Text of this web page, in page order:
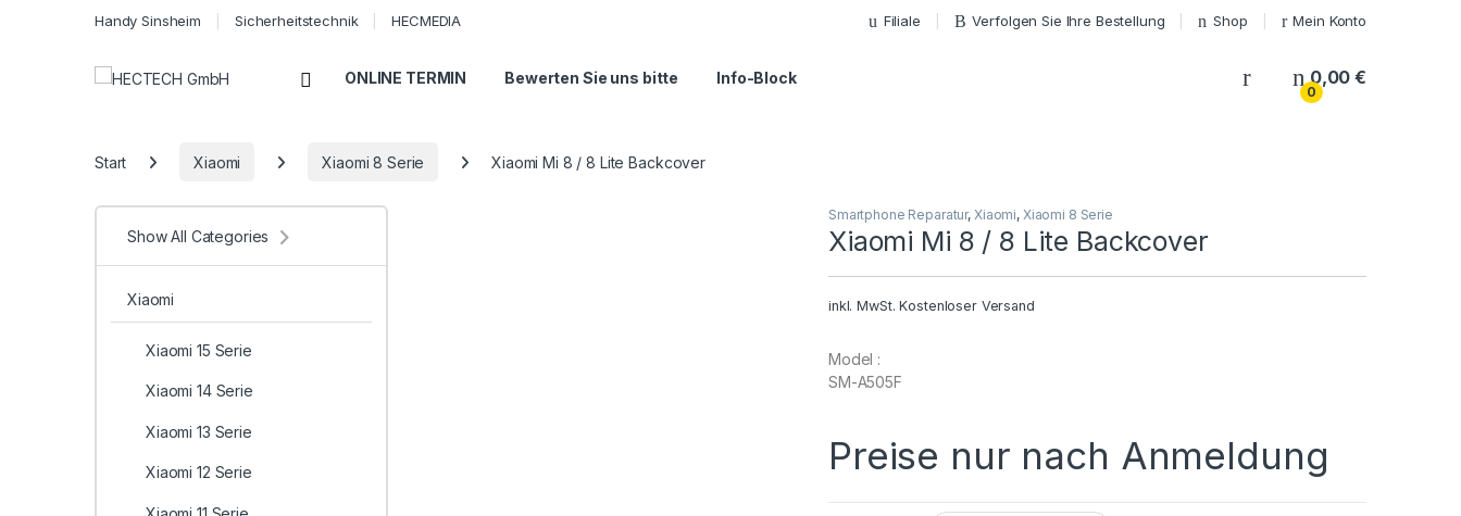
Handy Sinsheim Sicherheitstechnik HECMEDIA Filiale Verfolgen Sie Ihre Bestellung Shop Mein Konto
Open ONLINE TERMIN Bewerten Sie uns bitte Info-Block My Account
0
0,00€
Start Xiaomi Xiaomi 8 Serie Xiaomi Mi 8 / 8 Lite Backcover
Smartphone Reparatur, Xiaomi, Xiaomi 8 Serie
Xiaomi Mi 8 / 8 Lite Backcover
inkl. MwSt. Kostenloser Versand
Model :
SM-A505F
Preise nur nach Anmeldung
Show All Categories
Xiaomi
Xiaomi 15 Serie
Xiaomi 14 Serie
Xiaomi 13 Serie
Xiaomi 12 Serie